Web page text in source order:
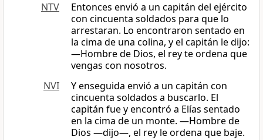
NTV
Entonces envió a un capitán del ejército
con cincuenta soldados para que lo
arrestaran. Lo encontraron sentado en
la cima de una colina, y el capitán le dijo:
—Hombre de Dios, el rey te ordena que
vengas con nosotros.
NVI
Y enseguida envió a un capitán con
cincuenta soldados a buscarlo. El
capitán fue y encontró a Elías sentado
en la cima de un monte. —Hombre de
Dios —dijo—, el rey le ordena que baje.